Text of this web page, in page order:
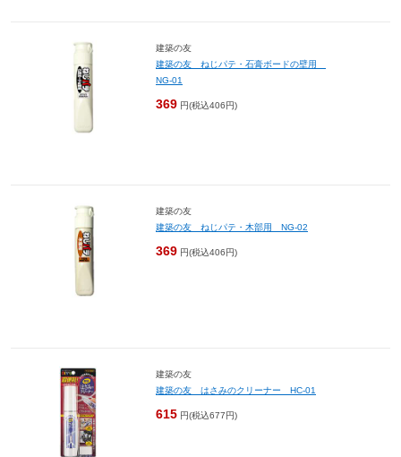
建築の友
建築の友 ねじパテ・石膏ボードの壁用
NG-01
369 円(税込406円)
建築の友
建築の友 ねじパテ・木部用 NG-02
369 円(税込406円)
建築の友
建築の友 はさみのクリーナー HC-01
615 円(税込677円)